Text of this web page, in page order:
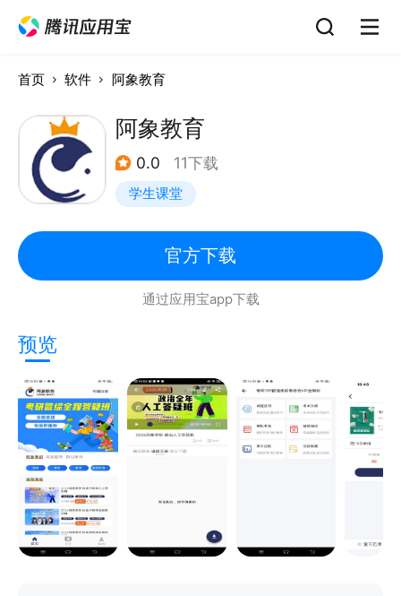
首页 软件 阿象教育
阿象教育
0.0 11下载
学生课堂
官方下载
通过应用宝app下载
预览